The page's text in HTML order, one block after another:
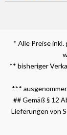
* Alle Preise
** bisheriger
***
## Gemäß § 12
Lieferungen von